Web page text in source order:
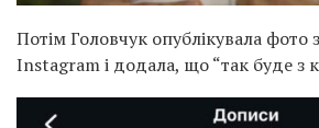
Потім Головчук опублікувала фото
Instagram і додала, що “так буде з